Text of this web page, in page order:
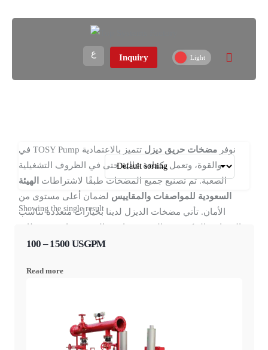
ع Inquiry
DIESEL - DIESEL
في TOSY Pump نوفر مضخات حريق ديزل تتميز بالاعتمادية
والقوة، وتعمل بكفاءة عالية حتى في الظروف التشغيلية
الصعبة. تم تصنيع جميع المضخات طبقًا لاشتراطات
الهيئة
السعودية للمواصفات والمقاييس لضمان أعلى مستوى من
الأمان. تأتي مضخات الديزل لدينا بخيارات متعددة تناسب
المشاريع الحكومية، والمستشفيات، والمستودعات، ومحطات
الوقود، والمباني الحيوية. كما نوفر قطع غيار أصلية وخدمة دعم
Showing the single result
100 – 1500 USGPM
Read more